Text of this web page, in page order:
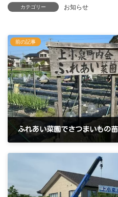
カテゴリー お知らせ
前の記事
ふれあい菜園でさつまいもの